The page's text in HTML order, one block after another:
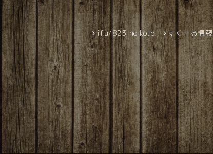
ifu/823 no koto すくーる情報